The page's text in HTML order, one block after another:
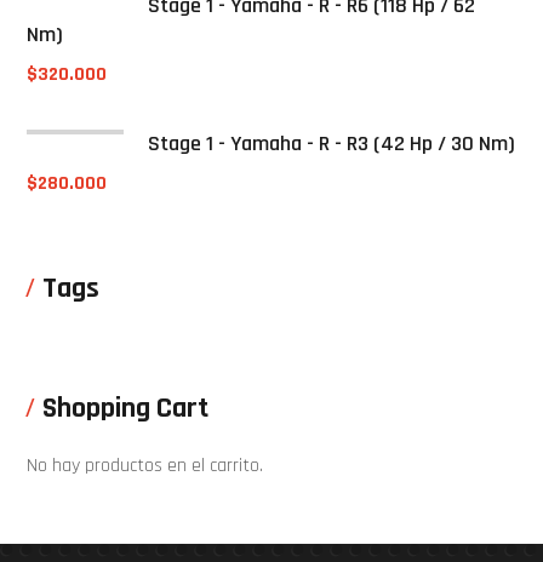
Stage 1 - Yamaha - R - R6 (118 Hp / 62
Nm)
$320.000
Stage 1 - Yamaha - R - R3 (42 Hp / 30 Nm)
$280.000
Tags
Shopping Cart
No hay productos en el carrito.